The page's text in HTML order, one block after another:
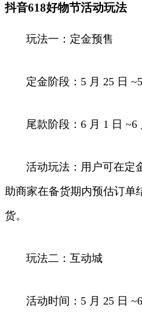
抖音618好物节活动玩法
玩法一：定金预售
定金阶段：5 月 25 日 ~5
尾款阶段：6 月 1 日 ~6
活动玩法：用户可在定
助商家在备货期内预估订单
货。
玩法二：互动城
活动时间：5 月 25 日 ~6